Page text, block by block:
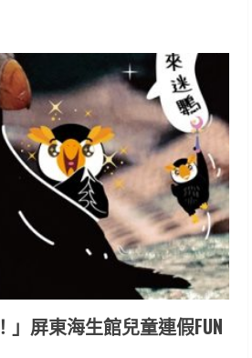
」屏東海生館兒童連假FUN